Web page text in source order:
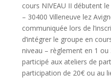
cours NIVEAU II débutent
– 30400 Villeneuve lez
communiquée lors de
d’intégrer le groupe en
niveau – règlement en 1
participé aux ateliers de
participation de 20€ ou au